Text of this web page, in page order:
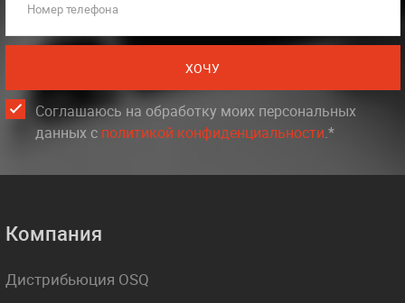
Номер телефона
ХОЧУ
Соглашаюсь на обработку моих персональных
данных c политикой конфиденциальности.*
Компания
Дистрибьюция OSQ